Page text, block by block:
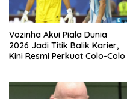
Vozinha Akui Piala Dunia
2026 Jadi Titik Balik Karier,
Kini Resmi Perkuat Colo-Colo